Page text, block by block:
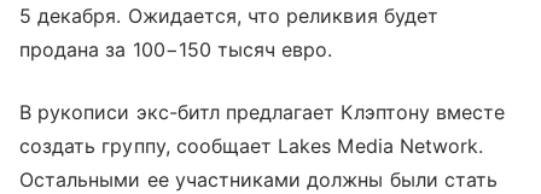
5 декабря. Ожидается, что реликвия будет
продана за 100−150 тысяч евро.
В рукописи экс-битл предлагает Клэптону вместе
создать группу, сообщает Lakes Media Network.
Остальными ее участниками должны были стать